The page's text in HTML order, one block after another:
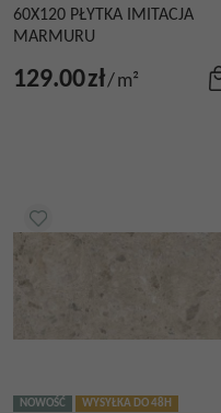
60X120 PŁYTKA IMITACJA
MARMURU
129.00zł/m²
NOWOŚĆ WYSYŁKA DO 48H